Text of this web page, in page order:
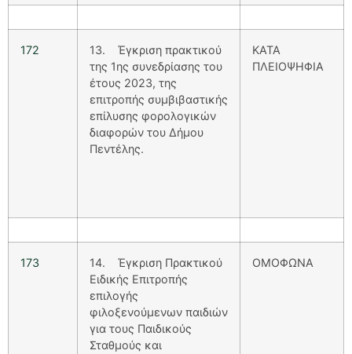
172
13. Έγκριση πρακτικού
της 1ης συνεδρίασης του
έτους 2023, της
επιτροπής συμβιβαστικής
επίλυσης φορολογικών
διαφορών του Δήμου
Πεντέλης.
ΚΑΤΑ
ΠΛΕΙΟΨΗΦΙΑ
173
14. Έγκριση Πρακτικού
Ειδικής Επιτροπής
επιλογής
φιλοξενούμενων παιδιών
για τους Παιδικούς
Σταθμούς και
ΟΜΟΦΩΝΑ